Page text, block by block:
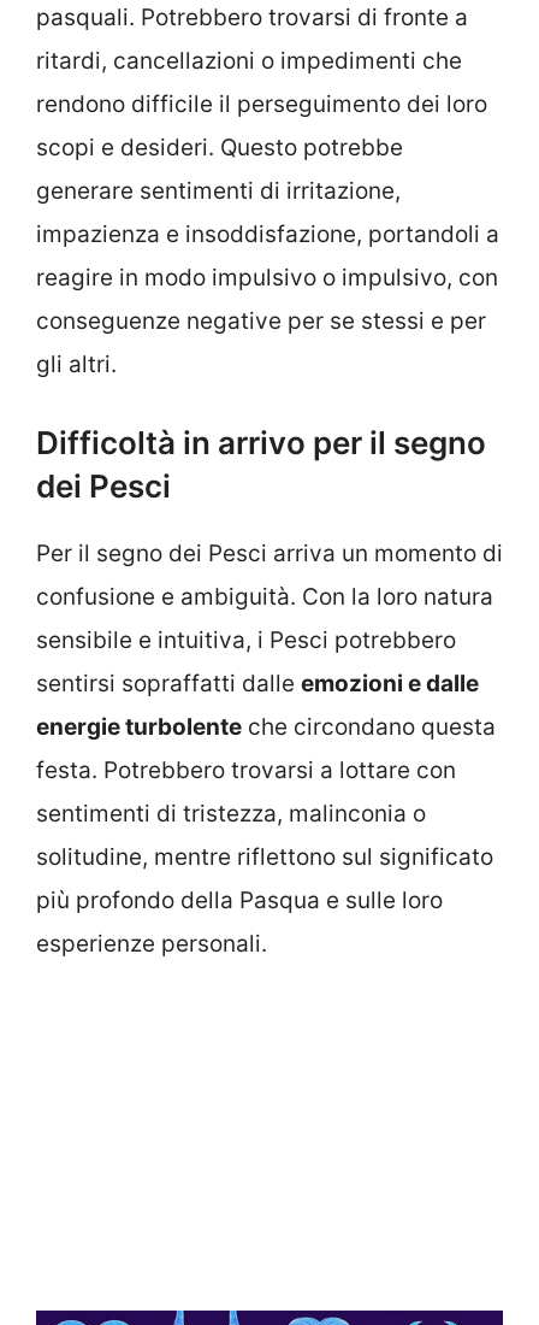
pasquali. Potrebbero trovarsi di fronte a
ritardi, cancellazioni o impedimenti che
rendono difficile il perseguimento dei loro
scopi e desideri. Questo potrebbe
generare sentimenti di irritazione,
impazienza e insoddisfazione, portandoli a
reagire in modo impulsivo o impulsivo, con
conseguenze negative per se stessi e per
gli altri.
Difficoltà in arrivo per il segno
dei Pesci
Per il segno dei Pesci arriva un momento di
confusione e ambiguità. Con la loro natura
sensibile e intuitiva, i Pesci potrebbero
sentirsi sopraffatti dalle emozioni e dalle
energie turbolente che circondano questa
festa. Potrebbero trovarsi a lottare con
sentimenti di tristezza, malinconia o
solitudine, mentre riflettono sul significato
più profondo della Pasqua e sulle loro
esperienze personali.